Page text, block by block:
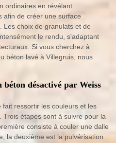
ordinaires en révélant
afin de créer une surface
Les choix de granulats et de
le rendu, s'adaptant
Si vous cherchez à
béton lavé à Villegruis, nous
béton désactivé par Weiss
ressortir les couleurs et les
étapes sont à suivre pour la
consiste à couler une dalle
la deuxième est la pulvérisation